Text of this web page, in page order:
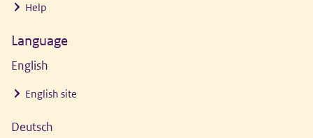
Help
Language
English
English site
Deutsch